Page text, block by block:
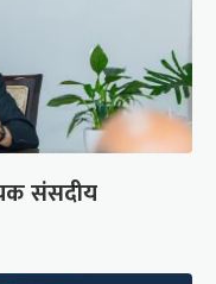
संसदीय